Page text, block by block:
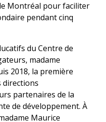
Montréal pour faciliter
pendant cinq
du Centre de
madame
2018, la première
directions
partenaires de la
de développement. À
Maurice